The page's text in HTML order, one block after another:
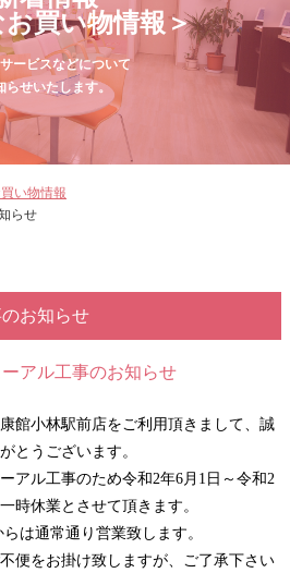
お買い物情報＞
ービスなどについて
らせいたします。
い物情報
らせ
お知らせ
アル工事のお知らせ
館小林駅前店をご利用頂きまして、誠
とうございます。
アル工事のため令和2年6月1日～令和2
時休業とさせて頂きます。
は通常通り営業致します。
便をお掛け致しますが、ご了承下さい